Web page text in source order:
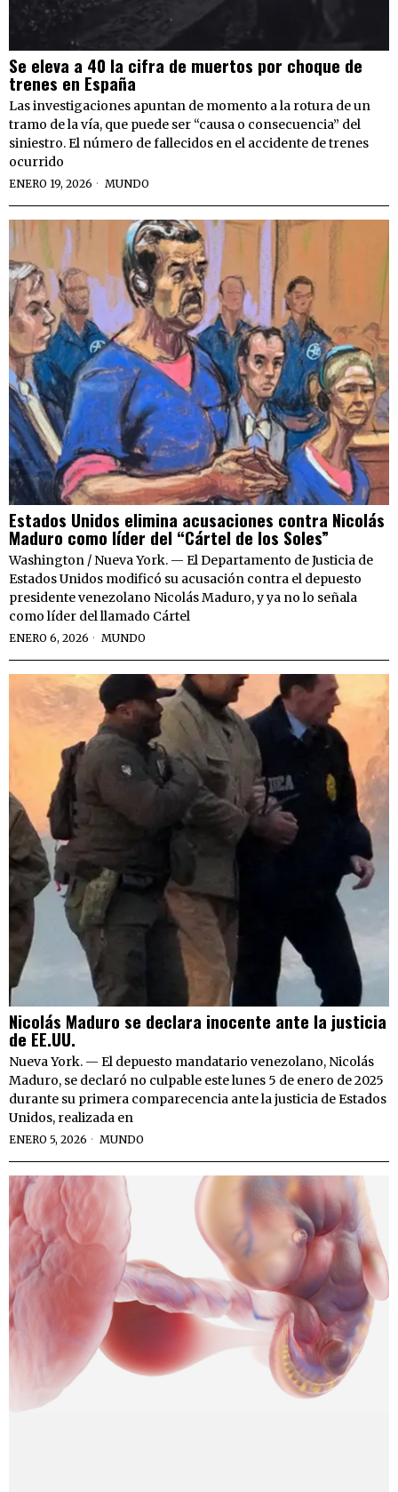
Se eleva a 40 la cifra de muertos por choque de
trenes en España
Las investigaciones apuntan de momento a la rotura de un
tramo de la vía, que puede ser “causa o consecuencia” del
siniestro. El número de fallecidos en el accidente de trenes
ocurrido
ENERO 19, 2026 MUNDO
Estados Unidos elimina acusaciones contra Nicolás
Maduro como líder del “Cártel de los Soles”
Washington / Nueva York. — El Departamento de Justicia de
Estados Unidos modificó su acusación contra el depuesto
presidente venezolano Nicolás Maduro, y ya no lo señala
como líder del llamado Cártel
ENERO 6, 2026 MUNDO
Nicolás Maduro se declara inocente ante la justicia
de EE.UU.
Nueva York. — El depuesto mandatario venezolano, Nicolás
Maduro, se declaró no culpable este lunes 5 de enero de 2025
durante su primera comparecencia ante la justicia de Estados
Unidos, realizada en
ENERO 5, 2026 MUNDO